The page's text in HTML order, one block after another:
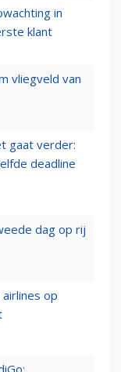
in
klant
vliegveld van
gaat verder:
deadline
dag op rij
op